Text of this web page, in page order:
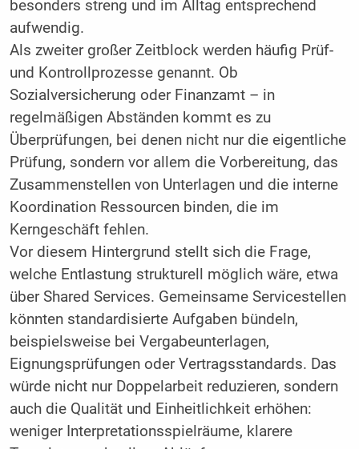
besonders streng und im Alltag entsprechend
aufwendig.
Als zweiter großer Zeitblock werden häufig Prüf-
und Kontrollprozesse genannt. Ob
Sozialversicherung oder Finanzamt – in
regelmäßigen Abständen kommt es zu
Überprüfungen, bei denen nicht nur die eigentliche
Prüfung, sondern vor allem die Vorbereitung, das
Zusammenstellen von Unterlagen und die interne
Koordination Ressourcen binden, die im
Kerngeschäft fehlen.
Vor diesem Hintergrund stellt sich die Frage,
welche Entlastung strukturell möglich wäre, etwa
über Shared Services. Gemeinsame Servicestellen
könnten standardisierte Aufgaben bündeln,
beispielsweise bei Vergabeunterlagen,
Eignungsprüfungen oder Vertragsstandards. Das
würde nicht nur Doppelarbeit reduzieren, sondern
auch die Qualität und Einheitlichkeit erhöhen:
weniger Interpretationsspielräume, klarere